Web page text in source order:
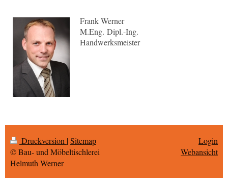
Frank Werner
M.Eng. Dipl.-Ing.
Handwerksmeister
Druckversion |Sitemap
© Bau- und Möbeltischlerei
Helmuth Werner
Login
Webansicht